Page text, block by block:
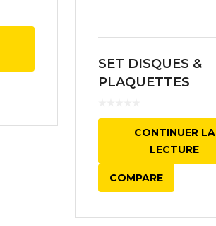
SET DISQUES &
PLAQUETTES
CONTINUER LA
LECTURE
COMPARE